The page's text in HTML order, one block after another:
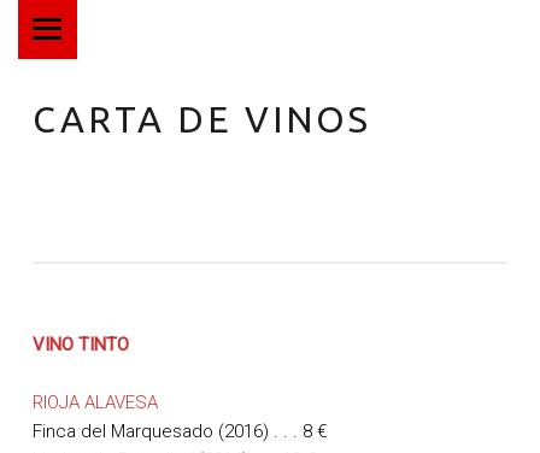
E
M
K
M
CARTA DE VINOS
VINO TINTO
RIOJA ALAVESA
Finca del Marquesado (2016) . . . 8 €